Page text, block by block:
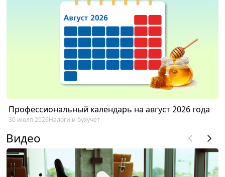
Профессиональный календарь на август 2026 года
30 июля 2026Налоги и бухучет
Видео